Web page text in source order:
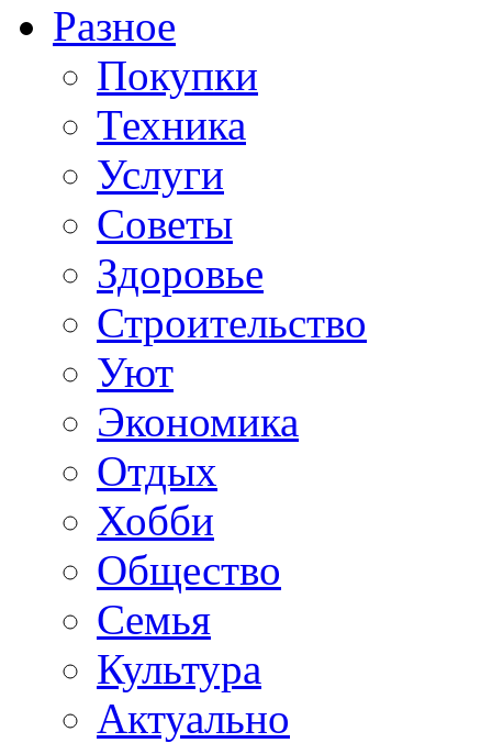
Разное
Покупки
Техника
Услуги
Советы
Здоровье
Строительство
Уют
Экономика
Отдых
Хобби
Общество
Семья
Культура
Актуально